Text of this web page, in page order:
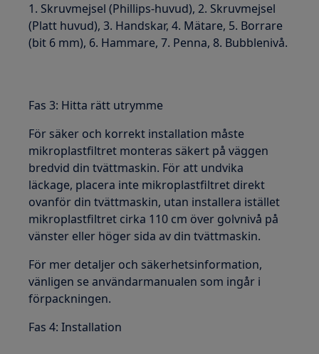
1. Skruvmejsel (Phillips-huvud), 2. Skruvmejsel
(Platt huvud), 3. Handskar, 4. Mätare, 5. Borrare
(bit 6 mm), 6. Hammare, 7. Penna, 8. Bubblenivå.
Fas 3: Hitta rätt utrymme
För säker och korrekt installation måste
mikroplastfiltret monteras säkert på väggen
bredvid din tvättmaskin. För att undvika
läckage, placera inte mikroplastfiltret direkt
ovanför din tvättmaskin, utan installera istället
mikroplastfiltret cirka 110 cm över golvnivå på
vänster eller höger sida av din tvättmaskin.
För mer detaljer och säkerhetsinformation,
vänligen se användarmanualen som ingår i
förpackningen.
Fas 4: Installation